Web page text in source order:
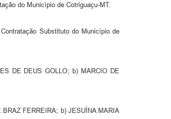
do Município de Cotriguaçu-MT.
Substituto do Município de
DE DEUS GOLLO; b) MARCIO DE
FERREIRA; b) JESUÍNA MARIA